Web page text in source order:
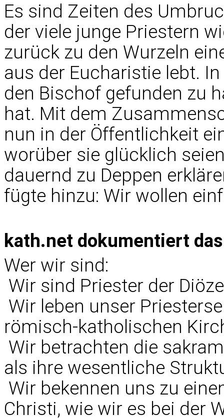
Es sind Zeiten des
der viele junge Priestern
zurück zu den Wurzeln
aus der Eucharistie lebt.
den Bischof gefunden zu
hat. Mit dem
nun in der Öffentlichkeit
worüber sie glücklich
dauernd zu Deppen
fügte hinzu: Wir wollen
kath.net dokumentiert das
Wer wir sind:
 Wir sind Priester der
 Wir leben unser
römisch-katholischen
 Wir betrachten die
als ihre wesentliche
 Wir bekennen uns zu
Christi, wie wir es bei der